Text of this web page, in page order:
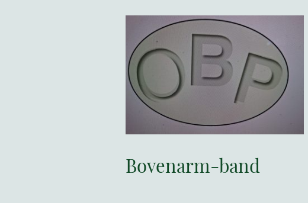
Bovenarm-band